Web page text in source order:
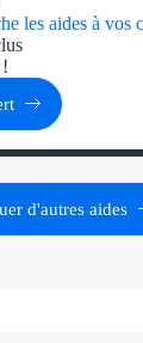
les aides à vos
d'autres aides